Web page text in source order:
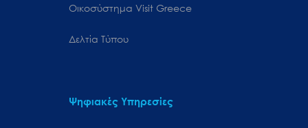
Oικοσύστημα Visit Greece
Δελτία Τύπου
Ψηφιακές Υπηρεσίες